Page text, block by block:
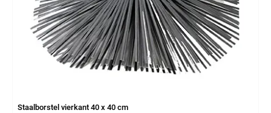
Staalborstel vierkant 40 x 40 cm